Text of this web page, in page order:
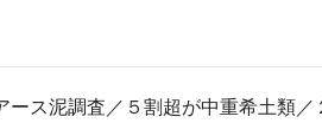
ス泥調査／５割超が中重希土類